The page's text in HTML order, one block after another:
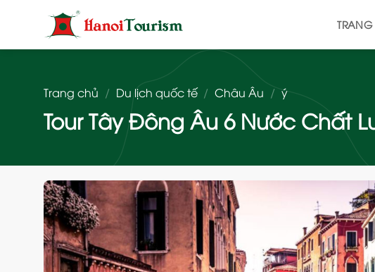
dung
Trang chủ / Du lịch quốc tế / Châu Âu / ý
Tour Tây Đông Âu 6 Nước Chất